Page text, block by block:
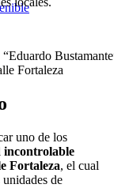
Fortaleza
uno de los
incontrolable
Fortaleza, el cual
de